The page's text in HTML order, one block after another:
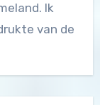
Ik
van de